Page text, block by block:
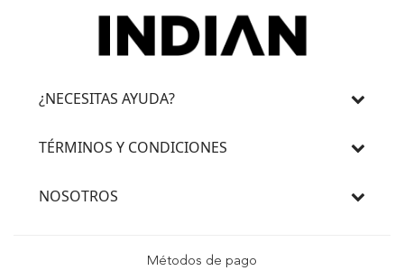
¿NECESITAS AYUDA?
TÉRMINOS Y CONDICIONES
NOSOTROS
Métodos de pago